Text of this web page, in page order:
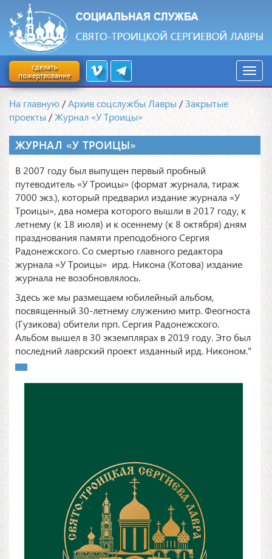
сделать
пожертвование
На главную /Архив соцслужбы Лавры /Закрытые
проекты /Журнал «У Троицы»
ЖУРНАЛ «У ТРОИЦЫ»
В 2007 году был выпущен первый пробный
путеводитель «У Троицы» (формат журнала, тираж
7000 экз.), который предварил издание журнала «У
Троицы», два номера которого вышли в 2017 году, к
летнему (к 18 июля) и к осеннему (к 8 октября) дням
празднования памяти преподобного Сергия
Радонежского. Со смертью главного редактора
журнала «У Троицы» ирд. Никона (Котова) издание
журнала не возобновлялось.
Здесь же мы размещаем юбилейный альбом,
посвященный 30-летнему служению митр. Феогноста
(Гузикова) обители прп. Сергия Радонежского.
Альбом вышел в 30 экземплярах в 2019 году. Это был
последний лаврский проект изданный ирд. Никоном."